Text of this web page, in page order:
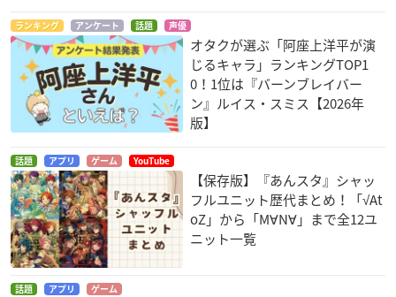
ランキング アンケート 話題 声優
オタクが選ぶ「阿座上洋平が演
じるキャラ」ランキングTOP1
0！1位は『バーンブレイバー
ン』ルイス・スミス【2026年
版】
話題 アプリ ゲーム YouTube
【保存版】『あんスタ』シャッ
フルユニット歴代まとめ！「√At
oZ」から「M∀N∀」まで全12ユ
ニット一覧
話題 アプリ ゲーム